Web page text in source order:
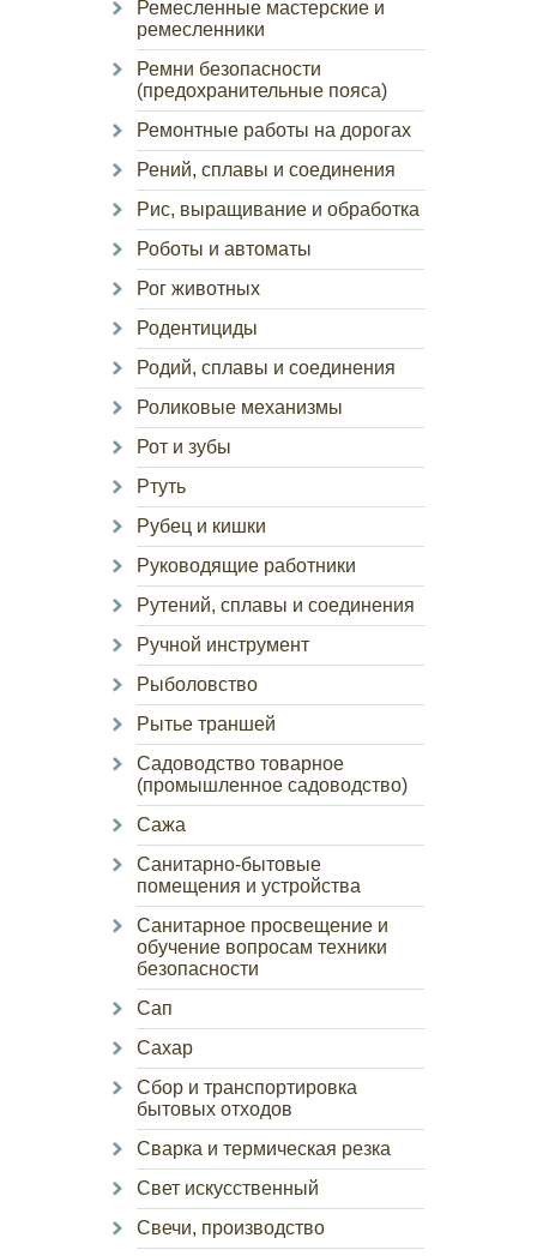
Ремесленные мастерские и
ремесленники
Ремни безопасности
(предохранительные пояса)
Ремонтные работы на дорогах
Рений, сплавы и соединения
Рис, выращивание и обработка
Роботы и автоматы
Рог животных
Родентициды
Родий, сплавы и соединения
Роликовые механизмы
Рот и зубы
Ртуть
Рубец и кишки
Руководящие работники
Рутений, сплавы и соединения
Ручной инструмент
Рыболовство
Рытье траншей
Садоводство товарное
(промышленное садоводство)
Сажа
Санитарно-бытовые
помещения и устройства
Санитарное просвещение и
обучение вопросам техники
безопасности
Сап
Сахар
Сбор и транспортировка
бытовых отходов
Сварка и термическая резка
Свет искусственный
Свечи, производство